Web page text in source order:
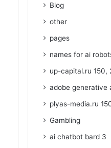
Blog
other
pages
names for ai
up-capital.ru 150,
adobe generative
plyas-media.ru
Gambling
ai chatbot bard 3